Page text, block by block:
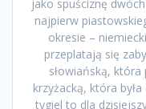
jako spuściznę
najpierw
okresie –
przeplatają się
słowiańską, która
krzyżacką, która
tygiel to dla